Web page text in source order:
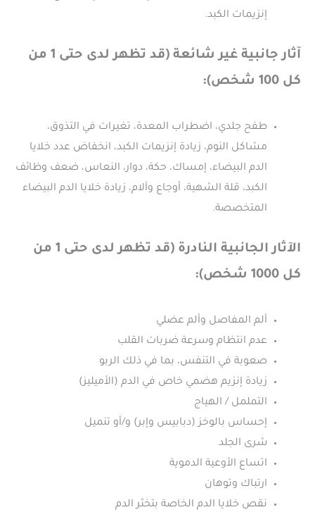
إنزيمات الكبد.
آثار جانبية غير شائعة (قد تظهر لدى حتى 1 من
كل 100 شخص):
طفح جلدي، اضطراب المعدة، تغيرات في التذوق،
مشاكل النوم، زيادة إنزيمات الكبد، انخفاض عدد خلايا
الدم البيضاء، إمساك، حكة، دوار، النعاس، ضعف وظائف
الكبد، قلة الشهية، أوجاع وآلام، زيادة خلايا الدم البيضاء
المتخصصة.
الآثار الجانبية النادرة (قد تظهر لدى حتى 1 من
كل 1000 شخص):
ألم المفاصل وألم عضلي
عدم انتظام وسرعة ضربات القلب
صعوبة في التنفس، بما في ذلك الربو
زيادة إنزيم هضمي خاص في الدم (الأميليز)
التململ / الهياج
إحساس بالوخز (دبابيس وإبر) و/أو تنميل
شرى الجلد
اتساع الأوعية الدموية
ارتباك وتوهان
نقص خلايا الدم الخاصة بتخثر الدم